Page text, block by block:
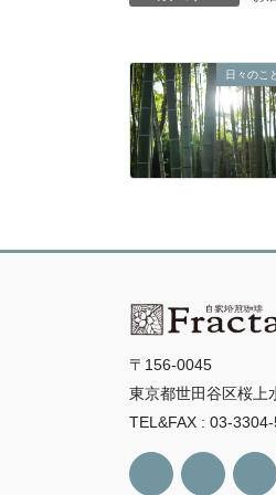
日々のこ
〒156-0045
東京都世田谷区桜上
TEL&FAX : 03-